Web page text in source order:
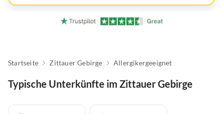
Startseite Zittauer Gebirge Allergikergeeignet
Typische Unterkünfte im Zittauer Gebirge